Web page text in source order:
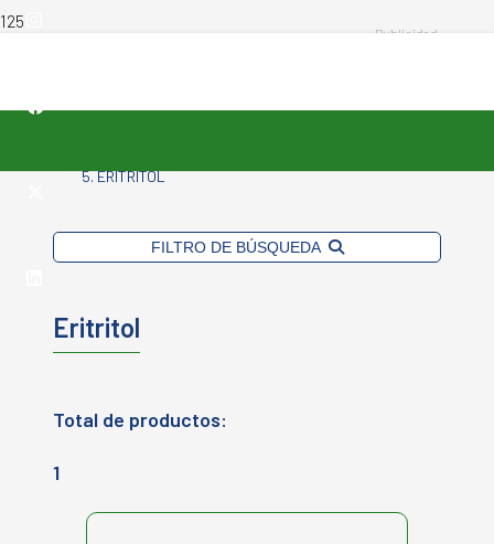
-
ERITRITOL
FILTRO DE BÚSQUEDA
Eritritol
Total de productos:
1